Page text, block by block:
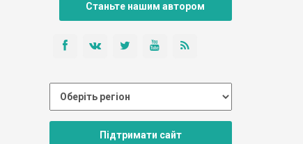
Станьте нашим автором
Підтримати сайт